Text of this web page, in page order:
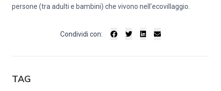
persone (tra adulti e bambini) che vivono nell’ecovillaggio.
Condividi con:
TAG